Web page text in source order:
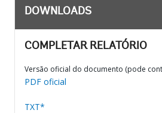
DOWNLOADS
COMPLETAR RELATÓRIO
Versão oficial do documento (pode
PDF oficial
TXT*